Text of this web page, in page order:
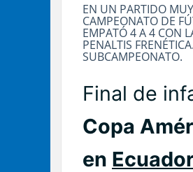
EN UN PARTIDO
CAMPEONATO DE
EMPATÓ 4 A 4 CON
PENALTIS
SUBCAMPEONATO.
Final de
Copa
en